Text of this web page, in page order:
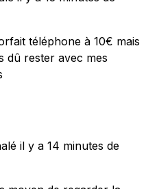
téléphone à 10€ mais
dû rester avec mes
il y a 14 minutes de